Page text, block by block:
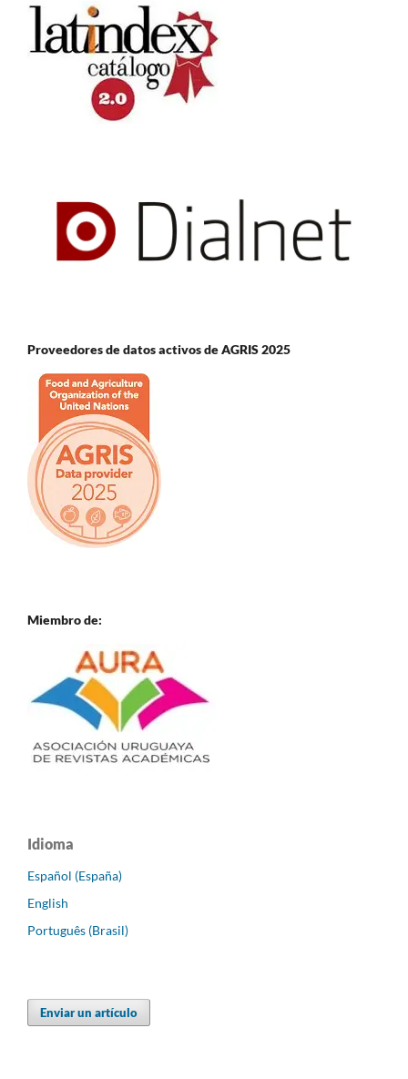
Proveedores de datos activos de AGRIS 2025
Miembro de:
Idioma
Español (España)
English
Português (Brasil)
Enviar un artículo